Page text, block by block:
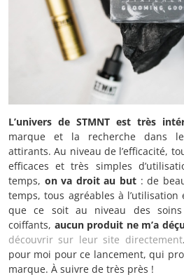
L’univers de STMNT est très
marque et la recherche dans
attirants. Au niveau de l’efficacité,
efficaces et très simples
temps, on va droit au but: de
temps, tous agréables à l’utilisation
que ce soit au niveau des
coiffants, aucun produit ne m’a déçu
découvrir sur leur site directement
pour moi pour ce lancement, qui
marque. À suivre de très près !